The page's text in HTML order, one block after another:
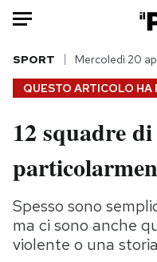
HOME
Italia
Politica
Tecnologia
Internet
Scienza
QUESTO ARTICOLO HA
SPORT Mercoledì 20
12 squadre
Spesso sono
ma ci sono anche
violente o una